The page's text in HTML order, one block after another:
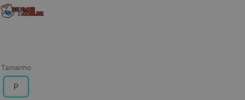
Tamanho
P